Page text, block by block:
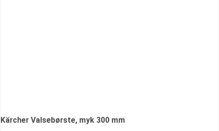
Kärcher Valsebørste, myk 300 mm